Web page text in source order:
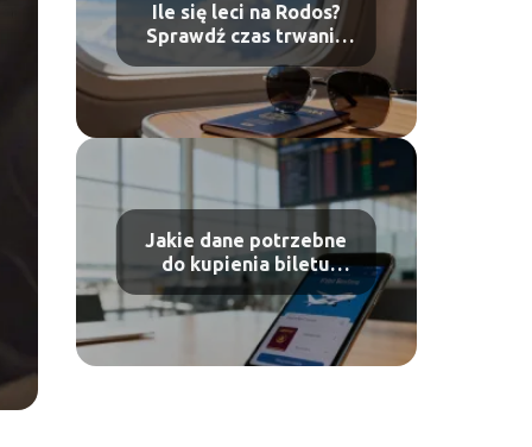
Ile się leci na Rodos?
Sprawdź czas trwania
lotu
Jakie dane potrzebne
do kupienia biletu
lotniczego Ryanair?